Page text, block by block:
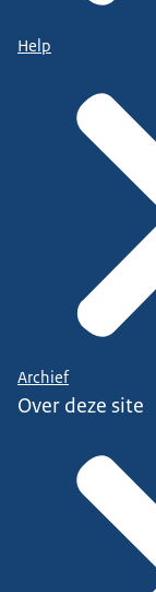
Help
Archief
Over deze site